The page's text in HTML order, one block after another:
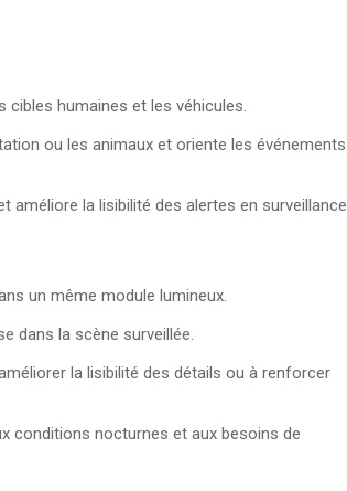
cibles humaines et les véhicules.
ou les animaux et oriente les événements
la lisibilité des alertes en surveillance
un même module lumineux.
dans la scène surveillée.
la lisibilité des détails ou à renforcer
conditions nocturnes et aux besoins de